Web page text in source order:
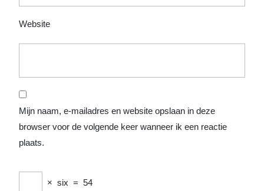
Website
Mijn naam, e-mailadres en website opslaan in deze
browser voor de volgende keer wanneer ik een reactie
plaats.
× six = 54